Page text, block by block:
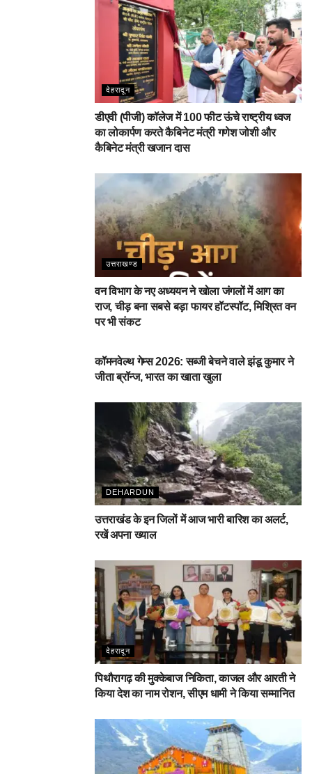
देहरादून
डीएवी (पीजी) कॉलेज में 100 फीट ऊंचे राष्ट्रीय ध्वज
का लोकार्पण करते कैबिनेट मंत्री गणेश जोशी और
कैबिनेट मंत्री खजान दास
उत्तराखण्ड
वन विभाग के नए अध्ययन ने खोला जंगलों में आग का
राज, चीड़ बना सबसे बड़ा फायर हॉटस्पॉट, मिश्रित वन
पर भी संकट
कॉमनवेल्थ गेम्स 2026: सब्जी बेचने वाले झंडू कुमार ने
जीता ब्रॉन्ज, भारत का खाता खुला
DEHARDUN
उत्तराखंड के इन जिलों में आज भारी बारिश का अलर्ट,
रखें अपना ख्याल
देहरादून
पिथौरागढ़ की मुक्केबाज निकिता, काजल और आरती ने
किया देश का नाम रोशन, सीएम धामी ने किया सम्मानित